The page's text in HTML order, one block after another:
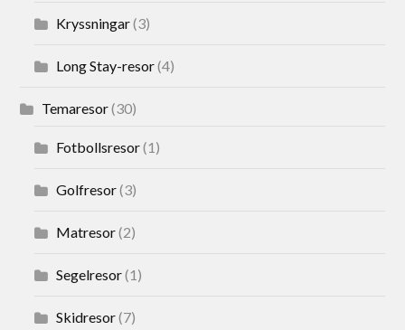
Kryssningar(3)
Long Stay-resor(4)
Temaresor(30)
Fotbollsresor(1)
Golfresor(3)
Matresor(2)
Segelresor(1)
Skidresor(7)